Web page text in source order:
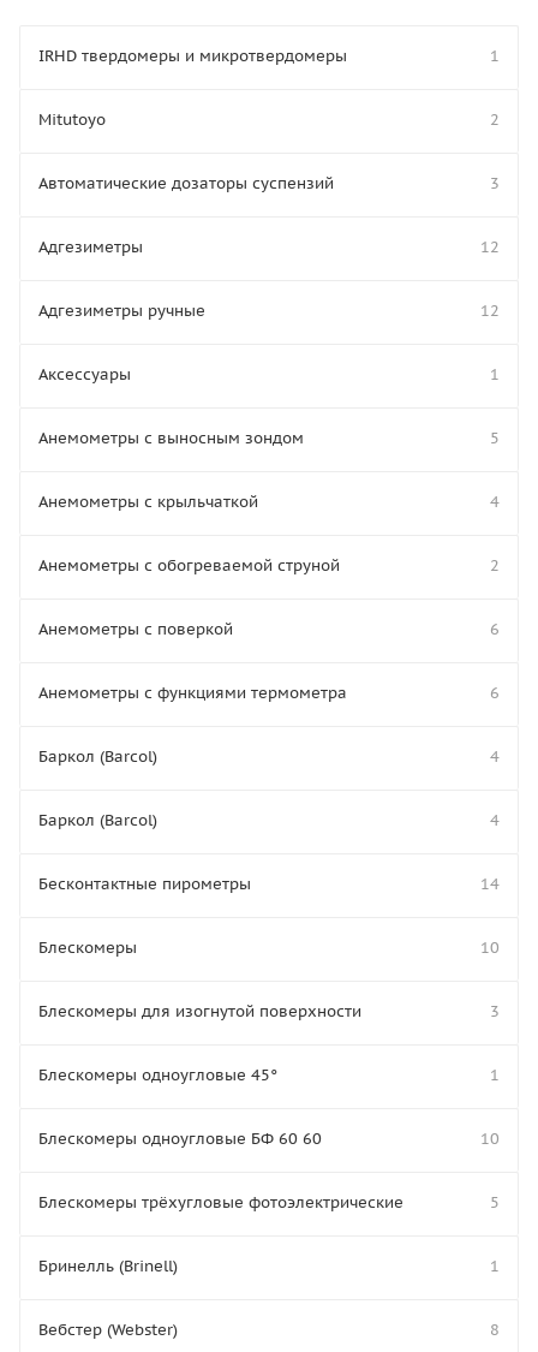
IRHD твердомеры и микротвердомеры 1
Mitutoyo 2
Автоматические дозаторы суспензий 3
Адгезиметры 12
Адгезиметры ручные 12
Аксессуары 1
Анемометры с выносным зондом 5
Анемометры с крыльчаткой 4
Анемометры с обогреваемой струной 2
Анемометры с поверкой 6
Анемометры с функциями термометра 6
Баркол (Barcol) 4
Баркол (Barcol) 4
Бесконтактные пирометры 14
Блескомеры 10
Блескомеры для изогнутой поверхности 3
Блескомеры одноугловые 45° 1
Блескомеры одноугловые БФ 60 60 10
Блескомеры трёхугловые фотоэлектрические 5
Бринелль (Brinell) 1
Вебстер (Webster) 8